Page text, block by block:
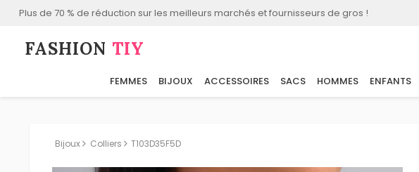
Plus de 70 % de réduction sur les meilleurs marchés et fournisseurs de gros !
FASHION⁠ TIY
FEMMES BIJOUX ACCESSOIRES SACS HOMMES ENFANTS
Bijoux Colliers T103D35F5D